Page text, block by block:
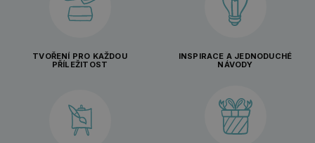
TVOŘENÍ PRO KAŽDOU
PŘÍLEŽITOST
INSPIRACE A JEDNODUCHÉ
NÁVODY